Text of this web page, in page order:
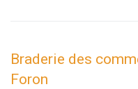
Braderie des
Foron